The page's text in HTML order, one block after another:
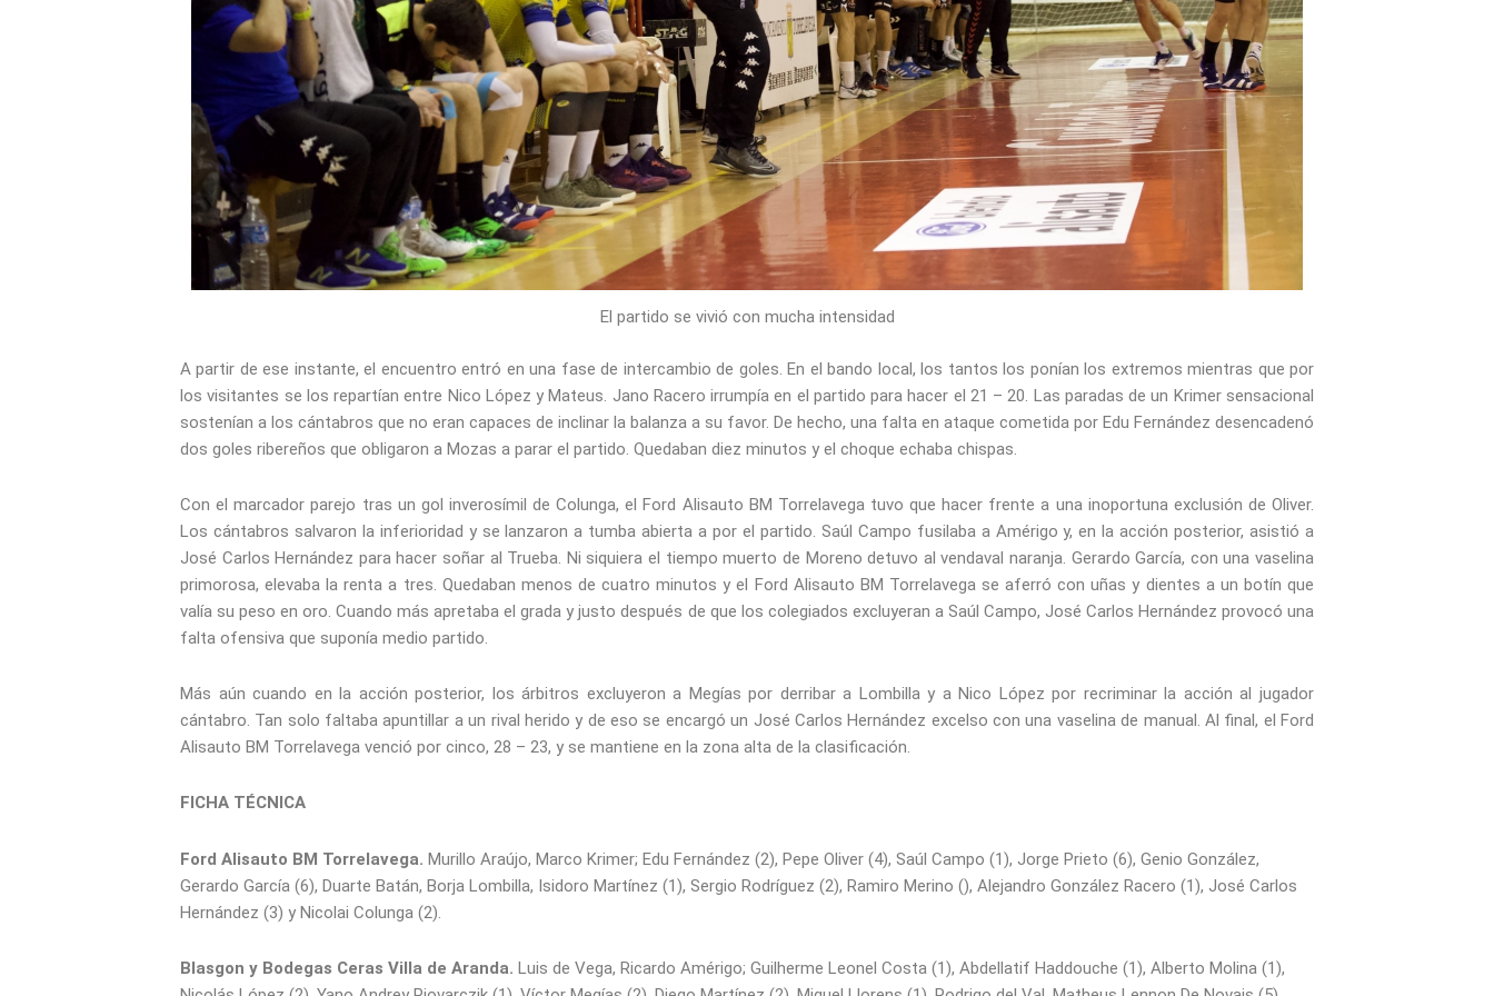
El partido se vivió con mucha intensidad
A partir de ese instante, el encuentro entró en una fase de intercambio de goles. En el bando local, los tantos los ponían los extremos mientras que por
los visitantes se los repartían entre Nico López y Mateus. Jano Racero irrumpía en el partido para hacer el 21 – 20. Las paradas de un Krimer sensacional
sostenían a los cántabros que no eran capaces de inclinar la balanza a su favor. De hecho, una falta en ataque cometida por Edu Fernández desencadenó
dos goles ribereños que obligaron a Mozas a parar el partido. Quedaban diez minutos y el choque echaba chispas.
Con el marcador parejo tras un gol inverosímil de Colunga, el Ford Alisauto BM Torrelavega tuvo que hacer frente a una inoportuna exclusión de Oliver.
Los cántabros salvaron la inferioridad y se lanzaron a tumba abierta a por el partido. Saúl Campo fusilaba a Amérigo y, en la acción posterior, asistió a
José Carlos Hernández para hacer soñar al Trueba. Ni siquiera el tiempo muerto de Moreno detuvo al vendaval naranja. Gerardo García, con una vaselina
primorosa, elevaba la renta a tres. Quedaban menos de cuatro minutos y el Ford Alisauto BM Torrelavega se aferró con uñas y dientes a un botín que
valía su peso en oro. Cuando más apretaba el grada y justo después de que los colegiados excluyeran a Saúl Campo, José Carlos Hernández provocó una
falta ofensiva que suponía medio partido.
Más aún cuando en la acción posterior, los árbitros excluyeron a Megías por derribar a Lombilla y a Nico López por recriminar la acción al jugador
cántabro. Tan solo faltaba apuntillar a un rival herido y de eso se encargó un José Carlos Hernández excelso con una vaselina de manual. Al final, el Ford
Alisauto BM Torrelavega venció por cinco, 28 – 23, y se mantiene en la zona alta de la clasificación.
FICHA TÉCNICA
Ford Alisauto BM Torrelavega. Murillo Araújo, Marco Krimer; Edu Fernández (2), Pepe Oliver (4), Saúl Campo (1), Jorge Prieto (6), Genio González,
Gerardo García (6), Duarte Batán, Borja Lombilla, Isidoro Martínez (1), Sergio Rodríguez (2), Ramiro Merino (), Alejandro González Racero (1), José Carlos
Hernández (3) y Nicolai Colunga (2).
Blasgon y Bodegas Ceras Villa de Aranda. Luis de Vega, Ricardo Amérigo; Guilherme Leonel Costa (1), Abdellatif Haddouche (1), Alberto Molina (1),